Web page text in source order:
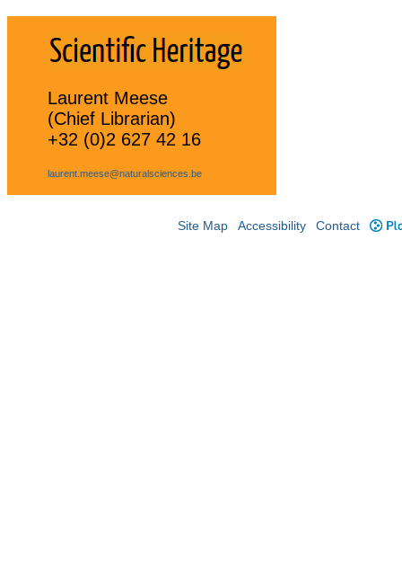
Laurent Meese
(Chief Librarian)
+32 (0)2 627 42 16
laurent.meese@naturalsciences.be
Site Map Accessibility Contact